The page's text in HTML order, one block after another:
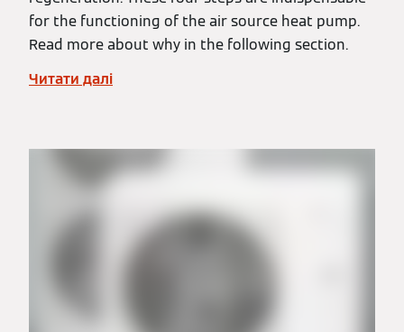
for the functioning of the air source heat pump.
Read more about why in the following section.
Читати далі